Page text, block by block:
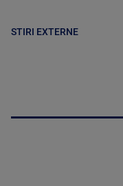
STIRI EXTERNE